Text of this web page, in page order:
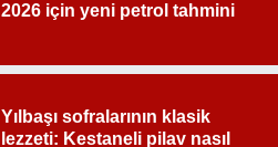
2026 için yeni petrol tahmini
Yılbaşı sofralarının klasik
lezzeti: Kestaneli pilav nasıl